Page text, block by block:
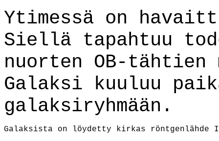
Ytimessä on
Siellä tapahtuu
nuorten OB-tähtien
Galaksi kuuluu
galaksiryhmään.
Galaksista on löydetty kirkas röntgenlähde